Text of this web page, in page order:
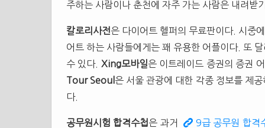
주하는 사람이나 춘천에 자주 가는 사람은 내려받
칼로리사전은 다이어트 헬퍼의 무료판이다. 시중
어트 하는 사람들에게는 꽤 유용한 어플이다. 또
수 있다. Xing모바일은 이트레이드 증권의 증권
Tour Seoul 은 서울 관광에 대한 각종 정보를 제
다.
공무원시험 합격수첩 은 과거
9급 공무원 합격